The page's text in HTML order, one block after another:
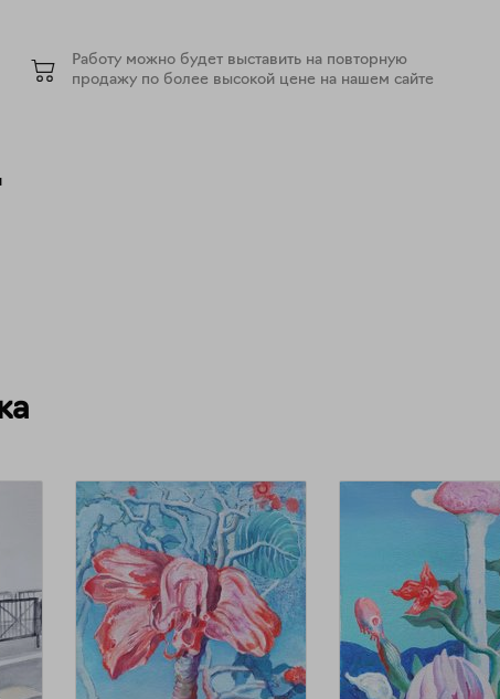
Работу можно будет выставить на повторную
продажу по более высокой цене на нашем сайте